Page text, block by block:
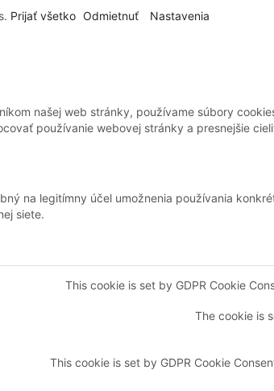
Prijať všetko Odmietnuť Nastavenia
našej web stránky, používame súbory
používanie webovej stránky a presnejšie
na legitímny účel umožnenia používania
siete.
This cookie is set by GDPR Cookie
The cookie is
This cookie is set by GDPR Cookie